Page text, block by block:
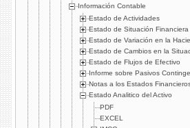
Información Contable
Estado de Actividades
Estado de Situación Financiera
Estado de Variación en la
Estado de Cambios en la
Estado de Flujos de Efectivo
Informe sobre Pasivos
Notas a los Estados
Estado Analitico del Activo
PDF
EXCEL